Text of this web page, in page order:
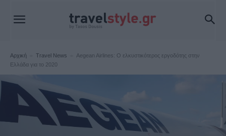
Αρχική Travel News
Aegean Airlines: Ο ελκυστικότερος εργοδότης στην
Ελλάδα για το 2020